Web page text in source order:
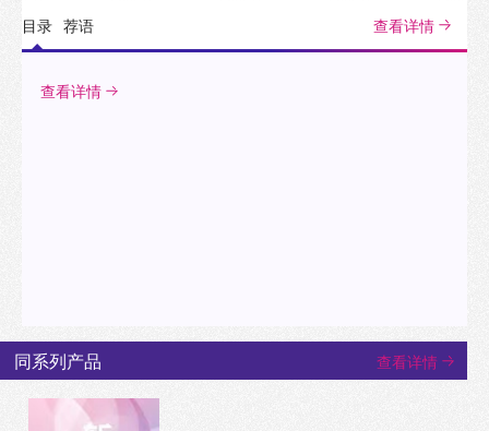
目录 荐语 查看详情
查看详情
同系列产品 查看详情